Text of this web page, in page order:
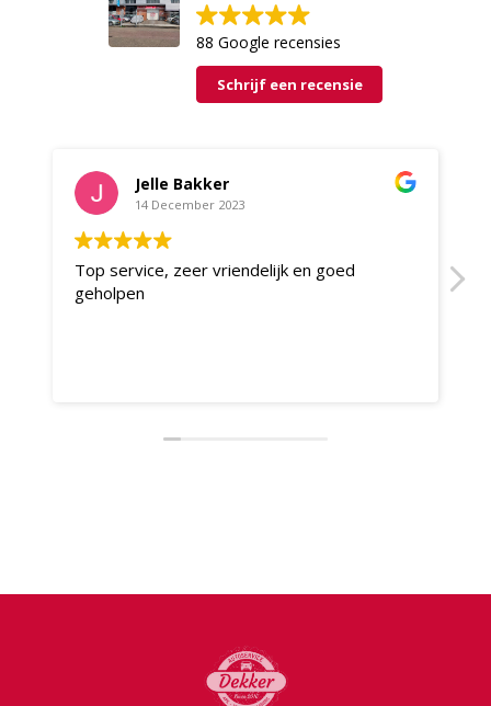
88 Google recensies
Schrijf een recensie
Jelle Bakker
14 December 2023
Top service, zeer vriendelijk en goed
geholpen